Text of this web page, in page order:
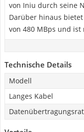
von Iniu durch seine
Darüber hinaus
von 480 MBps und
Technische Details
Modell
Langes Kabel